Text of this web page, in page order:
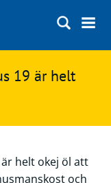
19 är helt